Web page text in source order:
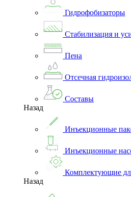
Гидрофобизаторы
Стабилизация и
Пена
Отсечная
Составы
Назад
Инъекционные
Инъекционные
Комплектующие
Назад